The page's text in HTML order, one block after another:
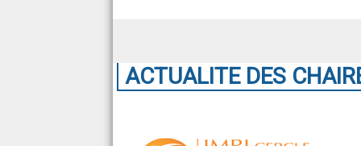
ACTUALITE DES